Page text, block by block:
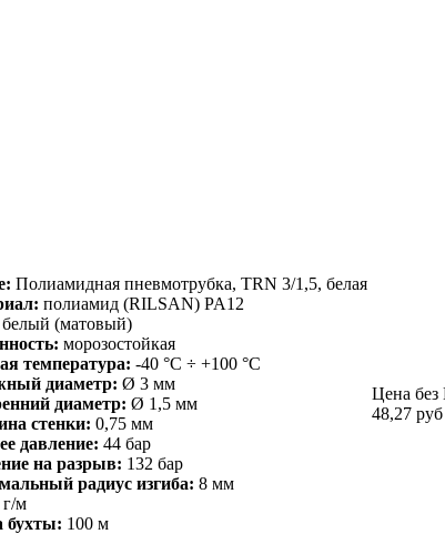
Полиамидная пневмотрубка, TRN 3/1,5, белая
полиамид (RILSAN) PA12
белый (матовый)
морозостойкая
температура: -40 °С ÷ +100 °С
диаметр: Ø 3 мм
диаметр: Ø 1,5 мм
стенки: 0,75 мм
давление: 44 бар
на разрыв: 132 бар
радиус изгиба: 8 мм
г/м
бухты: 100 м
Цена
48,27 руб